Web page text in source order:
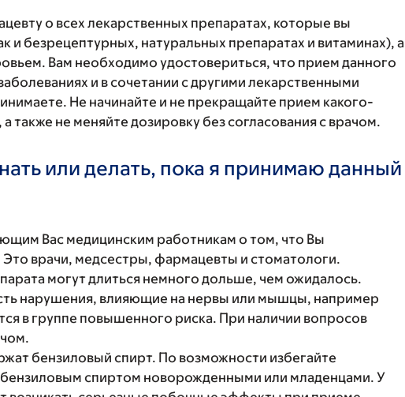
о всех лекарственных препаратах, которые вы
и безрецептурных, натуральных препаратах и витаминах), а
Вам необходимо удостовериться, что прием данного
и в сочетании с другими лекарственными
Не начинайте и не прекращайте прием какого-
также не меняйте дозировку без согласования с врачом.
или делать, пока я принимаю данный
Вас медицинским работникам о том, что Вы
Это врачи, медсестры, фармацевты и стоматологи.
могут длиться немного дольше, чем ожидалось.
нарушения, влияющие на нервы или мышцы, например
в группе повышенного риска. При наличии вопросов
бензиловый спирт. По возможности избегайте
спиртом новорожденными или младенцами. У